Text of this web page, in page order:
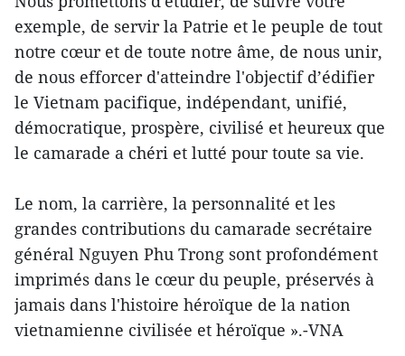
exemple, de servir la Patrie et le peuple de tout
notre cœur et de toute notre âme, de nous unir,
de nous efforcer d'atteindre l'objectif d’édifier
le Vietnam pacifique, indépendant, unifié,
démocratique, prospère, civilisé et heureux que
le camarade a chéri et lutté pour toute sa vie.
Le nom, la carrière, la personnalité et les
grandes contributions du camarade secrétaire
général Nguyen Phu Trong sont profondément
imprimés dans le cœur du peuple, préservés à
jamais dans l'histoire héroïque de la nation
vietnamienne civilisée et héroïque ».-VNA